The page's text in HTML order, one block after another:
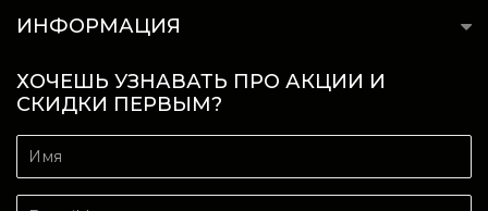
ИНФОРМАЦИЯ
ХОЧЕШЬ УЗНАВАТЬ ПРО АКЦИИ И
СКИДКИ ПЕРВЫМ?